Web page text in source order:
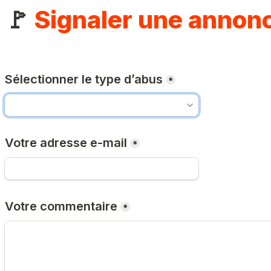
🚩 Signaler une
Sélectionner le type d’abus *
Votre adresse e-mail *
Votre commentaire *